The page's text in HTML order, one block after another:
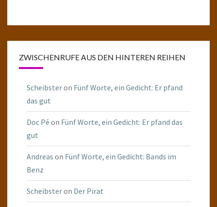
ZWISCHENRUFE AUS DEN HINTEREN REIHEN
Scheibsteron Fünf Worte, ein Gedicht: Er pfand
das gut
Doc Pé on Fünf Worte, ein Gedicht: Er pfand das
gut
Andreas on Fünf Worte, ein Gedicht: Bands im
Benz
Scheibsteron Der Pirat